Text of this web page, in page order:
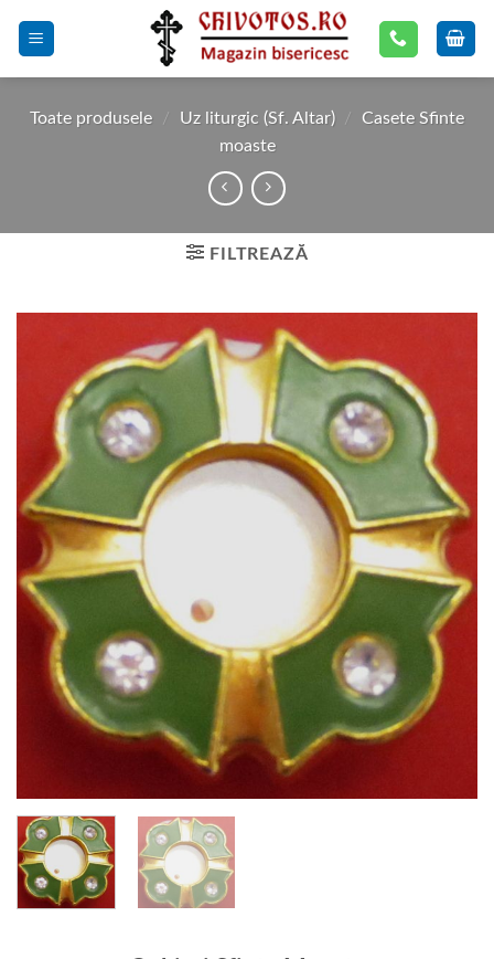
Toate produsele / Uz liturgic (Sf. Altar) /
Casete Sfinte
moaste
FILTREAZĂ